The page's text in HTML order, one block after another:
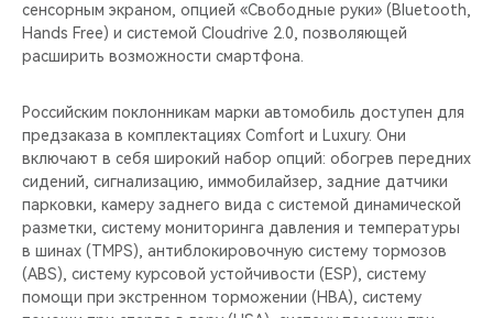
сенсорным экраном, опцией «Свободные руки» (Bluetooth,
Hands Free) и системой Cloudrive 2.0, позволяющей
расширить возможности смартфона.
Российским поклонникам марки автомобиль доступен для
предзаказа в комплектациях Comfort и Luxury. Они
включают в себя широкий набор опций: обогрев передних
сидений, сигнализацию, иммобилайзер, задние датчики
парковки, камеру заднего вида с системой динамической
разметки, систему мониторинга давления и температуры
в шинах (TMPS), антиблокировочную систему тормозов
(ABS), систему курсовой устойчивости (ESP), систему
помощи при экстренном торможении (HBA), систему